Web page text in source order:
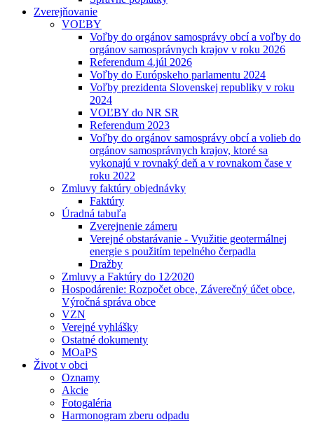
Zverejňovanie
VOĽBY
Voľby do orgánov samosprávy obcí a voľby do
orgánov samosprávnych krajov v roku 2026
Referendum 4.júl 2026
Voľby do Európskeho parlamentu 2024
Voľby prezidenta Slovenskej republiky v roku
2024
VOĽBY do NR SR
Referendum 2023
Voľby do orgánov samosprávy obcí a volieb do
orgánov samosprávnych krajov, ktoré sa
vykonajú v rovnaký deň a v rovnakom čase v
roku 2022
Zmluvy faktúry objednávky
Faktúry
Úradná tabuľa
Zverejnenie zámeru
Verejné obstarávanie - Využitie geotermálnej
energie s použitím tepelného čerpadla
Dražby
Zmluvy a Faktúry do 12⁄2020
Hospodárenie: Rozpočet obce, Záverečný účet obce,
Výročná správa obce
VZN
Verejné vyhlášky
Ostatné dokumenty
MOaPS
Život v obci
Oznamy
Akcie
Fotogaléria
Harmonogram zberu odpadu